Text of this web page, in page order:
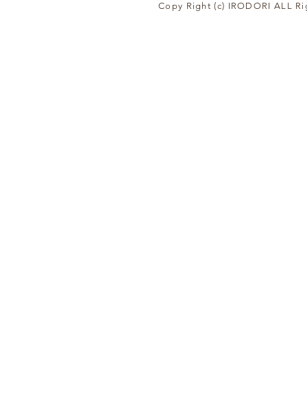
Copy Right (c) IRODORI ALL